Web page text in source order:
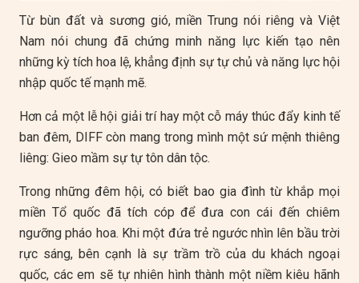
Từ bùn đất và sương gió, miền Trung nói riêng và Việt
Nam nói chung đã chứng minh năng lực kiến tạo nên
những kỳ tích hoa lệ, khẳng định sự tự chủ và năng lực hội
nhập quốc tế mạnh mẽ.
Hơn cả một lễ hội giải trí hay một cỗ máy thúc đẩy kinh tế
ban đêm, DIFF còn mang trong mình một sứ mệnh thiêng
liêng: Gieo mầm sự tự tôn dân tộc.
Trong những đêm hội, có biết bao gia đình từ khắp mọi
miền Tổ quốc đã tích cóp để đưa con cái đến chiêm
ngưỡng pháo hoa. Khi một đứa trẻ ngước nhìn lên bầu trời
rực sáng, bên cạnh là sự trầm trồ của du khách ngoại
quốc, các em sẽ tự nhiên hình thành một niềm kiêu hãnh